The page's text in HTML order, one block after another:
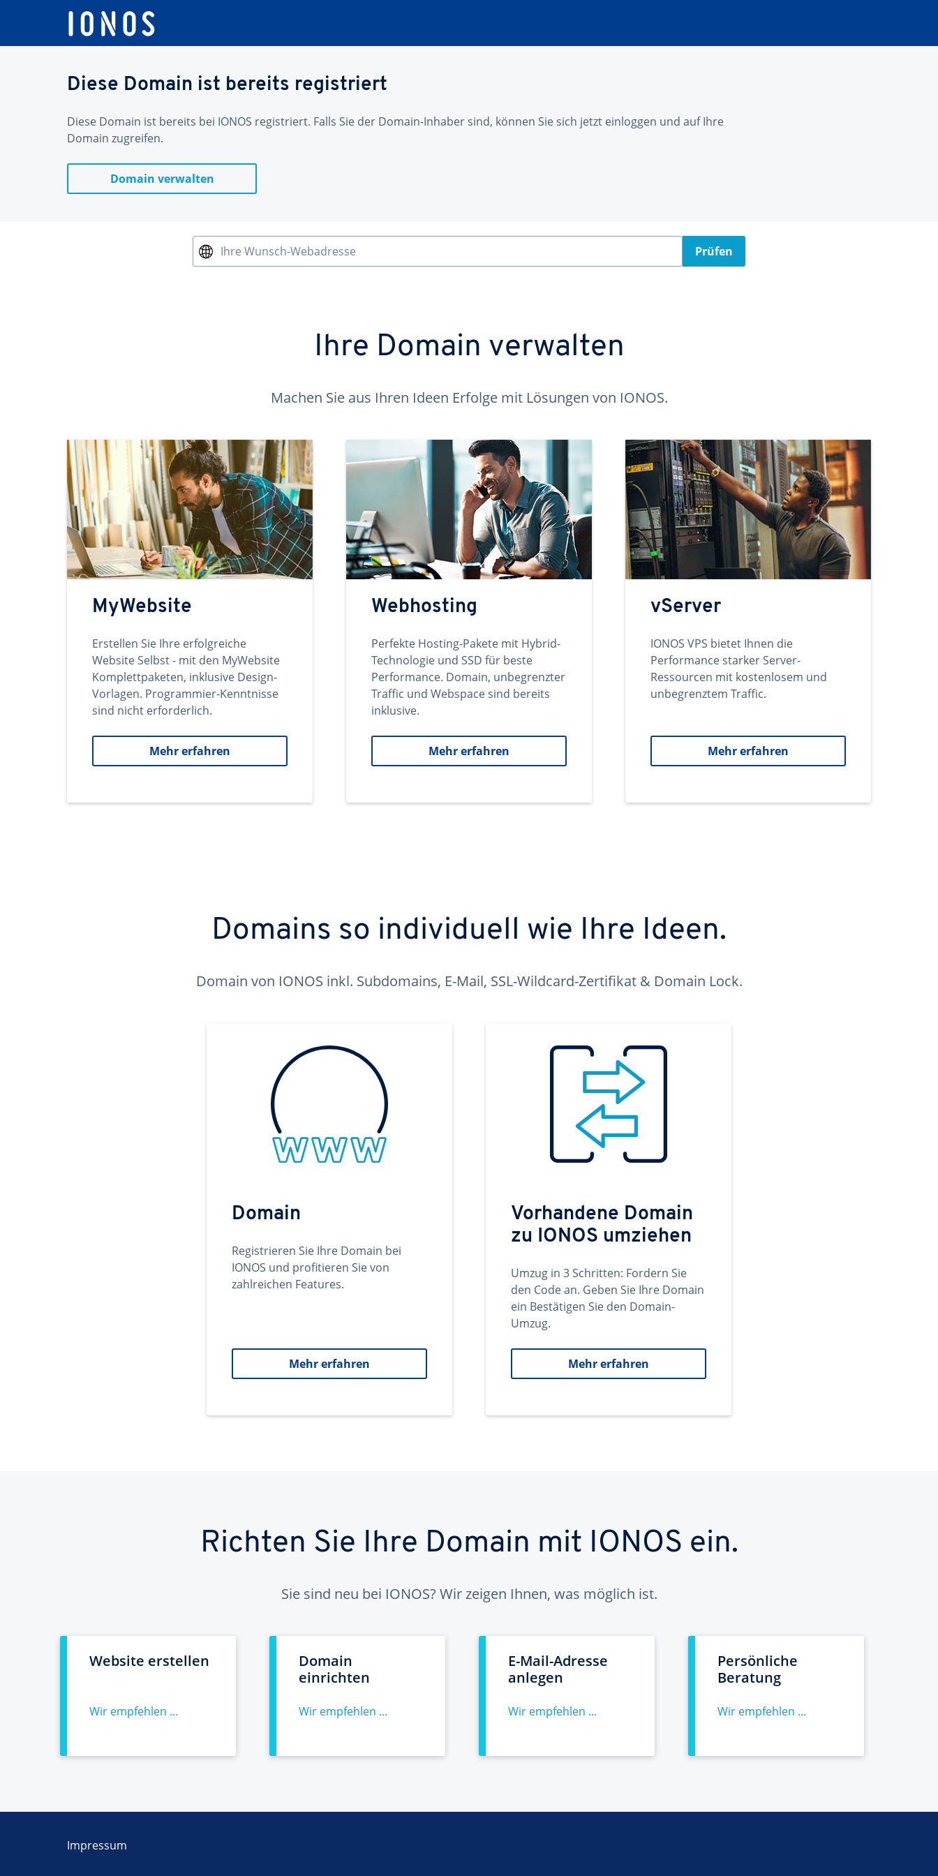
Diese Domain ist bereits registriert
Diese Domain ist bereits bei IONOS registriert. Falls Sie der Domain-Inhaber sind, können Sie sich jetzt einloggen und auf Ihre
Domain zugreifen.
Domain verwalten
Ihre Wunsch-Webadresse Prüfen
Ihre Domain verwalten
Machen Sie aus Ihren Ideen Erfolge mit Lösungen von IONOS.
MyWebsite
Erstellen Sie Ihre erfolgreiche
Website Selbst - mit den MyWebsite
Komplettpaketen, inklusive Design-
Vorlagen. Programmier-Kenntnisse
sind nicht erforderlich.
Mehr erfahren
Webhosting
Perfekte Hosting-Pakete mit Hybrid-
Technologie und SSD für beste
Performance. Domain, unbegrenzter
Traffic und Webspace sind bereits
inklusive.
Mehr erfahren
vServer
IONOS VPS bietet Ihnen die
Performance starker Server-
Ressourcen mit kostenlosem und
unbegrenztem Traffic.
Mehr erfahren
Domains so individuell wie Ihre Ideen.
Domain von IONOS inkl. Subdomains, E-Mail, SSL-Wildcard-Zertifikat & Domain Lock.
Domain
Registrieren Sie Ihre Domain bei
IONOS und profitieren Sie von
zahlreichen Features.
Mehr erfahren
Vorhandene Domain
zu IONOS umziehen
Umzug in 3 Schritten: Fordern Sie
den Code an. Geben Sie Ihre Domain
ein Bestätigen Sie den Domain-
Umzug.
Mehr erfahren
Richten Sie Ihre Domain mit IONOS ein.
Sie sind neu bei IONOS? Wir zeigen Ihnen, was möglich ist.
Website erstellen
Wir empfehlen ...
Domain
einrichten
Wir empfehlen ...
E-Mail-Adresse
anlegen
Wir empfehlen ...
Persönliche
Beratung
Wir empfehlen ...
Impressum